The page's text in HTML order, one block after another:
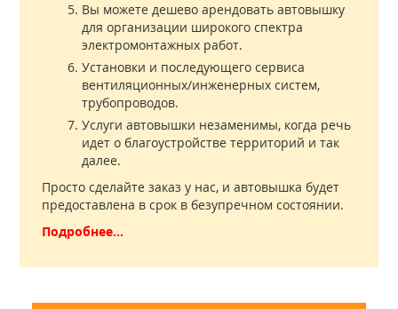
Вы можете дешево арендовать автовышку
для организации широкого спектра
электромонтажных работ.
Установки и последующего сервиса
вентиляционных/инженерных систем,
трубопроводов.
Услуги автовышки незаменимы, когда речь
идет о благоустройстве территорий и так
далее.
Просто сделайте заказ у нас, и автовышка будет
предоставлена в срок в безупречном состоянии.
Подробнее...